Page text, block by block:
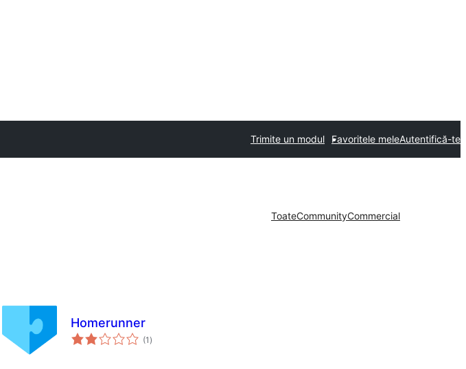
Trimite un modul Favoritele meleAutentifică-te
ToateCommunityCommercial
Homerunner
(1 total
aprecieri
)